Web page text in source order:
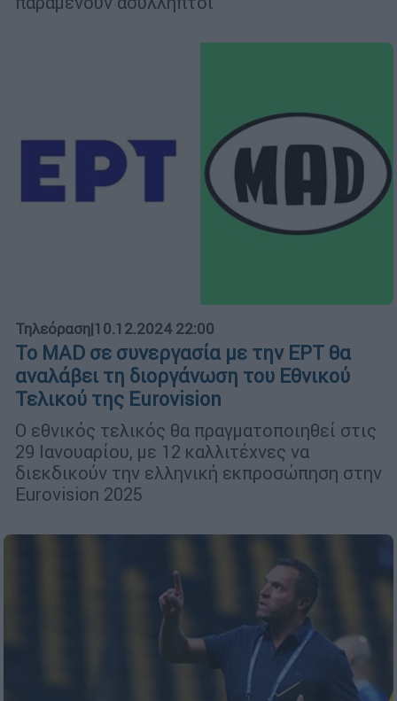
Τηλεόραση|10.12.2024 22:00
Το MAD σε συνεργασία με την ΕΡΤ θα
αναλάβει τη διοργάνωση του Εθνικού
Τελικού της Eurovision
Ο εθνικός τελικός θα πραγματοποιηθεί στις
29 Ιανουαρίου, με 12 καλλιτέχνες να
διεκδικούν την ελληνική εκπροσώπηση στην
Eurovision 2025